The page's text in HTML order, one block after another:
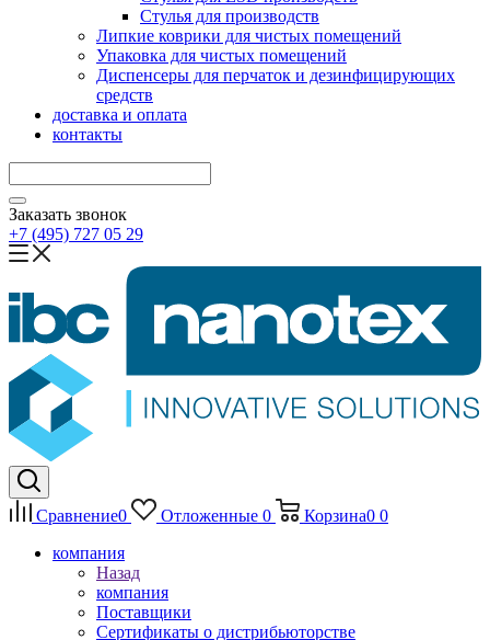
Стулья для производств
Липкие коврики для чистых помещений
Упаковка для чистых помещений
Диспенсеры для перчаток и дезинфицирующих
средств
доставка и оплата
контакты
Заказать звонок
+7 (495) 727 05 29
Сравнение0 Отложенные 0 Корзина0 0
компания
Назад
компания
Поставщики
Сертификаты о дистрибьюторстве